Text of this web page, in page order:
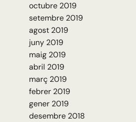
octubre 2019
setembre 2019
agost 2019
juny 2019
maig 2019
abril 2019
març 2019
febrer 2019
gener 2019
desembre 2018